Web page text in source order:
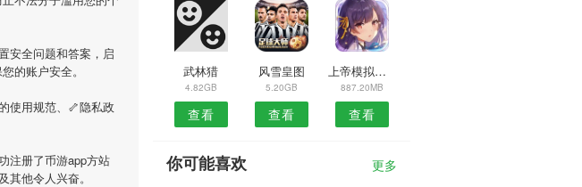
安全问题和答案，启
的账户安全。
使用规范、🦴隐私政
注册了币游app方站
他令人兴奋。
武林猎
4.82GB
查看
风雪皇图
5.20GB
查看
上帝模拟器改变命运
887.20MB
查看
你可能喜欢 更多